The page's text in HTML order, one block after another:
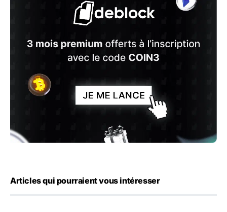
Articles qui pourraient vous intéresser